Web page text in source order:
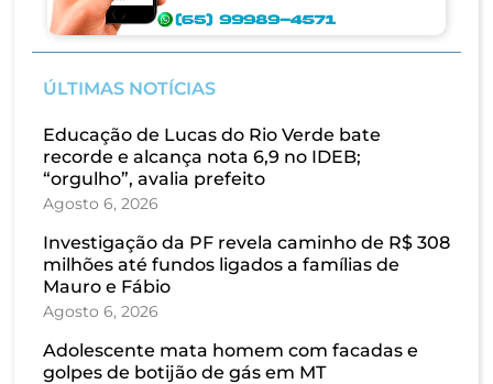
ÚLTIMAS NOTÍCIAS
Educação de Lucas do Rio Verde bate
recorde e alcança nota 6,9 no IDEB;
“orgulho”, avalia prefeito
Agosto 6, 2026
Investigação da PF revela caminho de R$ 308
milhões até fundos ligados a famílias de
Mauro e Fábio
Agosto 6, 2026
Adolescente mata homem com facadas e
golpes de botijão de gás em MT